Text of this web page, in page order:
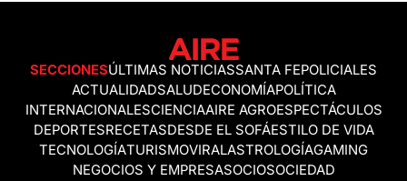
SECCIONESÚLTIMAS NOTICIASSANTA FEPOLICIALES
ACTUALIDADSALUDECONOMÍAPOLÍTICA
INTERNACIONALESCIENCIAAIRE AGROESPECTÁCULOS
DEPORTESRECETASDESDE EL SOFÁESTILO DE VIDA
TECNOLOGÍATURISMOVIRALASTROLOGÍAGAMING
NEGOCIOS Y EMPRESASOCIOSOCIEDAD